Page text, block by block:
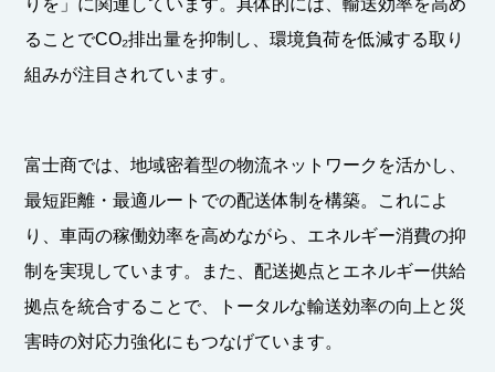
りを」に関連しています。具体的には、輸送効率を高め
ることでCO₂排出量を抑制し、環境負荷を低減する取り
組みが注目されています。
富士商では、地域密着型の物流ネットワークを活かし、
最短距離・最適ルートでの配送体制を構築。これによ
り、車両の稼働効率を高めながら、エネルギー消費の抑
制を実現しています。また、配送拠点とエネルギー供給
拠点を統合することで、トータルな輸送効率の向上と災
害時の対応力強化にもつなげています。